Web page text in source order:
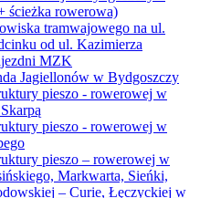
ścieżka rowerowa)
tramwajowego na ul.
od ul. Kazimierza
MZK
Jagiellonów w Bydgoszczy
pieszo - rowerowej w
pieszo - rowerowej w
pieszo – rowerowej w
Markwarta, Sieńki,
– Curie, Łęczyckiej w